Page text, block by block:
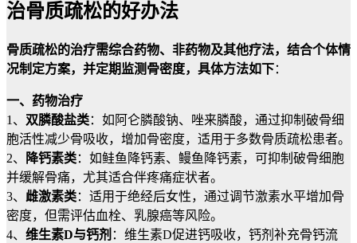
治骨质疏松的好办法
骨质疏松的治疗需综合药物、非药物及其他疗法，结合个体情
况制定方案，并定期监测骨密度，具体方法如下：
一、药物治疗
1、 双膦酸盐类：如阿仑膦酸钠、唑来膦酸，通过抑制破骨细
胞活性减少骨吸收，增加骨密度，适用于多数骨质疏松患者。
2、
降钙素类：如鲑鱼降钙素、鳗鱼降钙素，可抑制破骨细胞
并缓解骨痛，尤其适合伴疼痛症状者。
3、 雌激素类：适用于绝经后女性，通过调节激素水平增加骨
密度，但需评估血栓、乳腺癌等风险。
4、 维生素D与钙剂 ：维生素D促进钙吸收，钙剂补充骨钙流